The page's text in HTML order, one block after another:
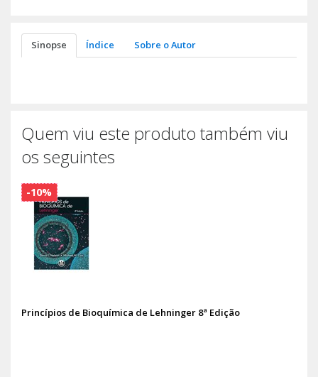
Sinopse Índice Sobre o Autor
Quem viu este produto também viu
os seguintes
Princípios de Bioquímica de Lehninger 8ª Edição
-10%